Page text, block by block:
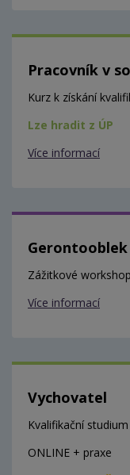
Pracovník v
Kurz k získání
Lze hradit z ÚP
Více informací
Gerontooblek
Zážitkové
Více informací
Vychovatel
Kvalifikační studium
ONLINE + praxe